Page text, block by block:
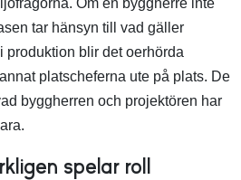
tar hänsyn till vad gäller
produktion blir det oerhörda
platscheferna ute på plats. De
byggherren och projektören har
spelar roll